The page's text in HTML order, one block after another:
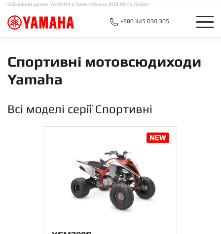
Офіційний дилер YAMAHA в Києві «Ямаха ВІДІ Мото Лайф»
+380 445 030 305
Спортивні мотовсюдиходи
Yamaha
Всі моделі серії Спортивні